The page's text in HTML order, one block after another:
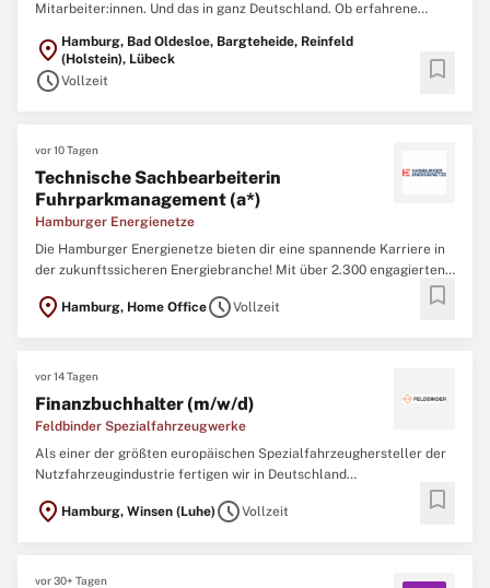
Mitarbeiter:innen. Und das in ganz Deutschland. Ob erfahrene
und Weiterbildungsmöglichkeiten. Aufgaben Zum nächstmöglichen
Zeitpunkt suchen wir dich als Zugverkehrssteuerer (w/m/d ...
location_on Hamburg, Bad Oldesloe, Bargteheide, Reinfeld
(Holstein), Lübeck
scheduleVollzeit bookmark
vor 10 Tagen
Technische Sachbearbeiterin
Fuhrparkmanagement (a*)
Hamburger Energienetze
Die Hamburger Energienetze bieten dir eine spannende Karriere in
der zukunftssicheren Energiebranche! Mit über 2.300 engagierten
Energieversorgung für Hamburgs Bürgerinnen und Bürger. Durch
location_on Hamburg, Home OfficescheduleVollzeit bookmark
vor 14 Tagen
Finanzbuchhalter (m/w/d)
Feldbinder Spezialfahrzeugwerke
Als einer der größten europäischen Spezialfahrzeughersteller der
Nutzfahrzeugindustrie fertigen wir in Deutschland
Bahnwaggons sowie Container. Bei uns kaufen Speditionen aus der
location_on Hamburg, Winsen (Luhe) scheduleVollzeit bookmark
vor 30+ Tagen